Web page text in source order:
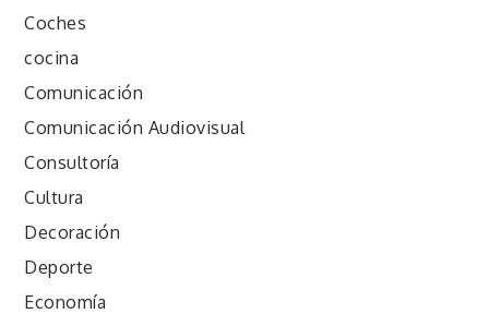
Coches
cocina
Comunicación
Comunicación Audiovisual
Consultoría
Cultura
Decoración
Deporte
Economía